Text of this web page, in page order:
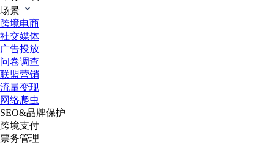
场景
跨境电商
社交媒体
广告投放
问卷调查
联盟营销
流量变现
网络爬虫
SEO&品牌保护
跨境支付
票务管理